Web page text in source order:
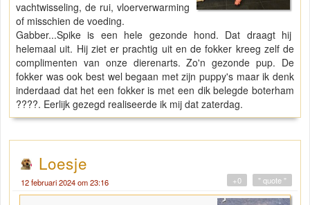
vachtwisseling, de rui, vloerverwarming
of misschien de voeding.
Gabber...Spike is een hele gezonde hond. Dat draagt hij
helemaal uit. Hij ziet er prachtig uit en de fokker kreeg zelf de
complimenten van onze dierenarts. Zo'n gezonde pup. De
fokker was ook best wel begaan met zijn puppy's maar ik denk
inderdaad dat het een fokker is met een dik belegde boterham
????. Eerlijk gezegd realiseerde ik mij dat zaterdag.
Loesje
12 februari 2024 om 23:16 " quote "
+0